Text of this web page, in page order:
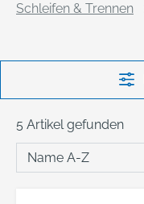
Schleifen & Trennen
5 Artikel gefunden